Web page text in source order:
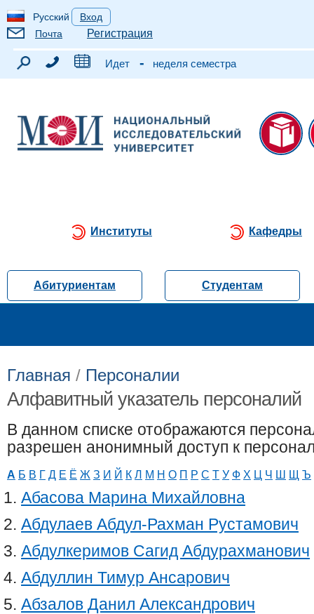
Русский
Вход
Почта
Регистрация
Идет - неделя семестра
Институты Кафедры
Абитуриентам Студентам
Главная / Персоналии
Алфавитный указатель персоналий
В данном списке отображаются
разрешен анонимный доступ к
А Б В Г Д Е Ё Ж З И Й К Л М Н О П Р С Т У Ф Х Ц Ч Ш Щ Ъ
Абасова Марина Михайловна
Абдулаев Абдул-Рахман Рустамович
Абдулкеримов Сагид Абдурахманович
Абдуллин Тимур Ансарович
Абзалов Данил Александрович